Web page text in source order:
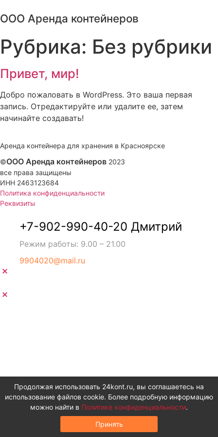
к
ООО Аренда контейнеров
Рубрика: Без рубрики
Привет, мир!
Добро пожаловать в WordPress. Это ваша первая
запись. Отредактируйте или удалите ее, затем
начинайте создавать!
Аренда контейнера для хранения в Красноярске
©ООО Аренда контейнеров 2023
все права защищены
ИНН 2463123684
Политика конфиденциальности
Реквизиты
+7-902-990-40-20 Дмитрий
Режим работы: 9.00 – 21.00
9904020@mail.ru
Продолжая использовать 24kont.ru, вы соглашаетесь на
использование файлов cookie. Более подробную информацию
можно найти в Политике конфиденциальности.
Принять